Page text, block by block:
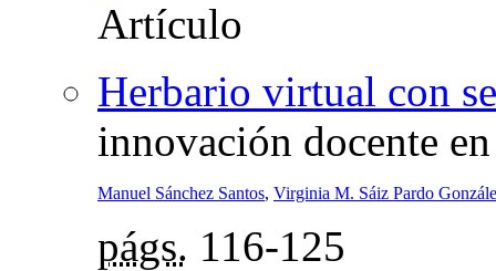
Herbario virtual con
innovación docente
Manuel Sánchez Santos, Virginia M. Sáiz Pardo
págs. 116-125